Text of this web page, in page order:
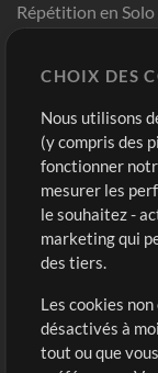
Répétition en Solo
Modèles
Sons
Boutique
Acheter des crédits
Contenu gratuit
Demander les pistes
Extras
Sessions
CHOIX DES
Nous utilisons
(y compris des
fonctionner
mesurer les
le souhaitez -
marketing qui
des tiers.
Les cookies
désactivés à
tout ou que